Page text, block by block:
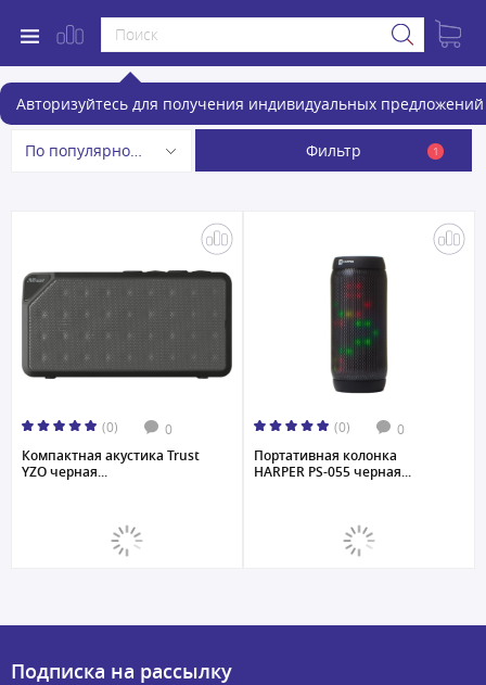
Авторизуйтесь для получения индивидуальных предложений
Портативная акустика
По популярности Фильтр 1
(0) 0
Компактная акустика Trust
YZO черная...
(0) 0
Портативная колонка
HARPER PS-055 черная...
Подписка на рассылку